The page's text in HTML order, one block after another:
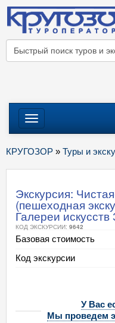
Меню
КРУГОЗОР » Туры и
Экскурсия:
(пешеходная
Галереи
КОД ЭКСКУРСИИ: 9642
Базовая стоимость
Код экскурсии
У Вас
Мы проведем